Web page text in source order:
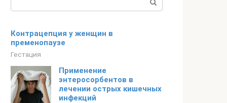
Контрацепция у женщин в
пременопаузе
Гестация
Применение
энтеросорбентов в
лечении острых кишечных
инфекций